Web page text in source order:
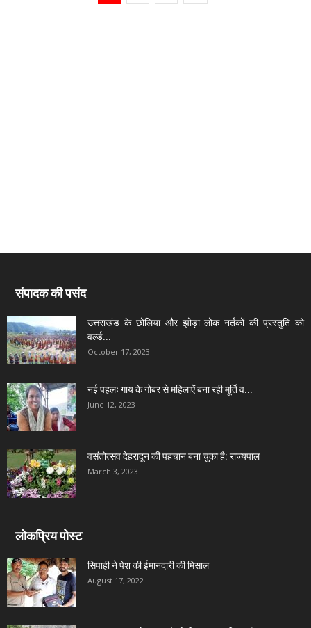
संपादक की पसंद
उत्तराखंड के छोलिया और झोड़ा लोक नर्तकों की प्रस्तुति को
वर्ल्ड...
October 17, 2023
नई पहलः गाय के गोबर से महिलाऐं बना रही मूर्ति व...
June 12, 2023
वसंतोत्सव देहरादून की पहचान बना चुका है: राज्यपाल
March 3, 2023
लोकप्रिय पोस्ट
सिपाही ने पेश की ईमानदारी की मिसाल
August 17, 2022